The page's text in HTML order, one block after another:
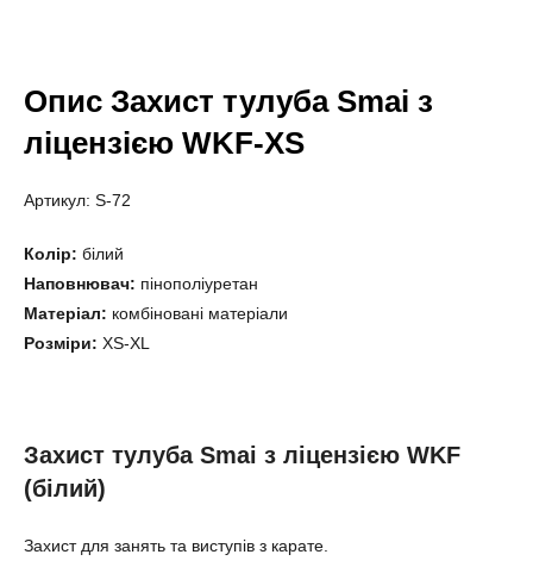
Опис Захист тулуба Smai з
ліцензією WKF-XS
Артикул: S-72
Колір: білий
Наповнювач: пінополіуретан
Матеріал: комбіновані матеріали
Розміри: XS-XL
Захист тулуба Smai з ліцензією WKF
(білий)
Захист для занять та виступів з карате.